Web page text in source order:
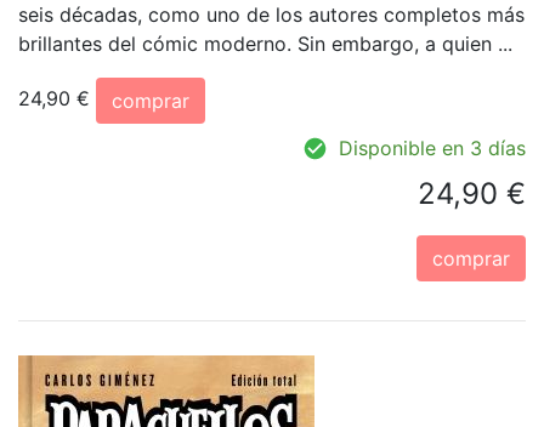
seis décadas, como uno de los autores completos más
brillantes del cómic moderno. Sin embargo, a quien ...
24,90 €
comprar
Disponible en 3 días
24,90 €
comprar